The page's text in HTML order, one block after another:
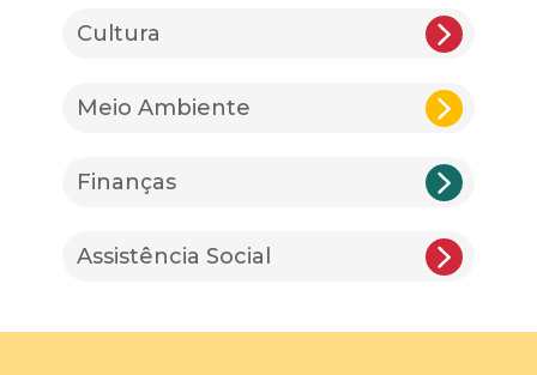
Cultura
Meio Ambiente
Finanças
Assistência Social